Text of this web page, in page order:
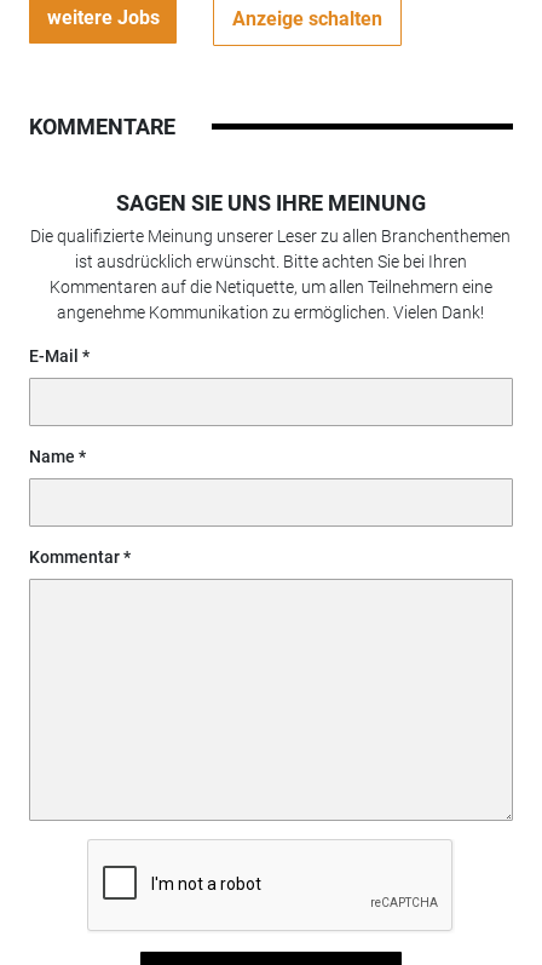
weitere Jobs Anzeige schalten
KOMMENTARE
SAGEN SIE UNS IHRE MEINUNG
Die qualifizierte Meinung unserer Leser zu allen Branchenthemen
ist ausdrücklich erwünscht. Bitte achten Sie bei Ihren
Kommentaren auf die Netiquette, um allen Teilnehmern eine
angenehme Kommunikation zu ermöglichen. Vielen Dank!
E-Mail
Name
Kommentar